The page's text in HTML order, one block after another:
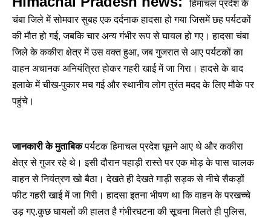
हिमाचल प्रदेश के
चंबा जिले में सोमवार सुबह एक दर्दनाक हादसा हो गया जिसमें छह पर्यटकों
की मौत हो गई, जबकि चार अन्य गंभीर रूप से घायल हो गए। हादसा चंबा
जिले के ककीरा क्षेत्र में उस वक्त हुआ, जब गुजरात से आए पर्यटकों का
वाहन अचानक अनियंत्रित होकर गहरी खाई में जा गिरा। हादसे के बाद
इलाके में चीख-पुकार मच गई और स्थानीय लोग तुरंत मदद के लिए मौके पर
पहुंचे।
जानकारी के मुताबिकपर्यटक हिमाचल प्रदेश घूमने आए थे और ककीरा
क्षेत्र से गुजर रहे थे। इसी दौरान पहाड़ी रास्ते पर एक मोड़ के पास चालक
वाहन से नियंत्रण खो बैठा। देखते ही देखते गाड़ी सड़क से नीचे सैकड़ों
फीट गहरी खाई में जा गिरी। हादसा इतना भीषण था कि वाहन के परखच्चे
उड़ गए.कुछ घायलों की हालत है गंभीरघटना की सूचना मिलते ही पुलिस,